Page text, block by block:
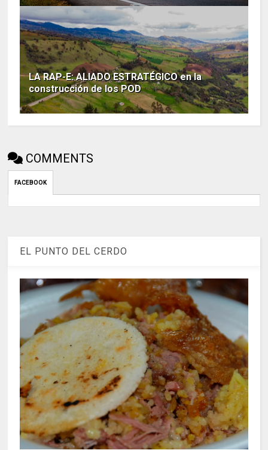
LA RAP-E: ALIADO ESTRATÉGICO en la
construcción de los POD
COMMENTS
FACEBOOK
EL PUNTO DEL CERDO